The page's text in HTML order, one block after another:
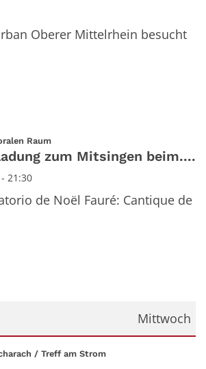
Oberer Mittelrhein besucht
Raum:
zum Mitsingen beim....
21:30
de Noël Fauré: Cantique de
Mittwoch
2026/ Treff am Strom: